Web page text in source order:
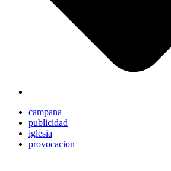
campana
publicidad
iglesia
provocacion